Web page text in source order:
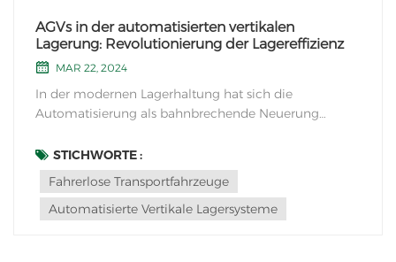
AGVs in der automatisierten vertikalen
Lagerung: Revolutionierung der Lagereffizienz
MAR 22, 2024
In der modernen Lagerhaltung hat sich die
Automatisierung als bahnbrechende Neuerung
abgerufen und verwaltet werden, revolutioniert. Ein
bemerkenswerter Fortschritt ist die Integration von
Fahrerlose Transportfahrzeuge (AGVs) in
automatisierten ver...
STICHWORTE :
Fahrerlose Transportfahrzeuge
Automatisierte Vertikale Lagersysteme